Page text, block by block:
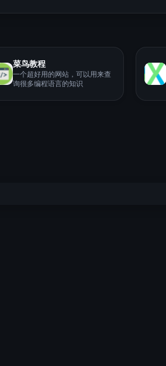
菜鸟教程
一个超好用的网站，可以用来查
询很多编程语言的知识